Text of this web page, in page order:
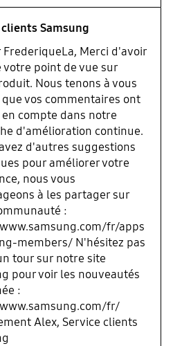
Samsung
FrederiqueLa, Merci d'avoir
votre point de vue sur
Nous tenons à vous
vos commentaires ont
compte dans notre
d'amélioration continue.
d'autres suggestions
pour améliorer votre
nous vous
à les partager sur
:
fr/apps
members/ N'hésitez pas
tour sur notre site
pour voir les nouveautés
:
fr/
Alex, Service clients